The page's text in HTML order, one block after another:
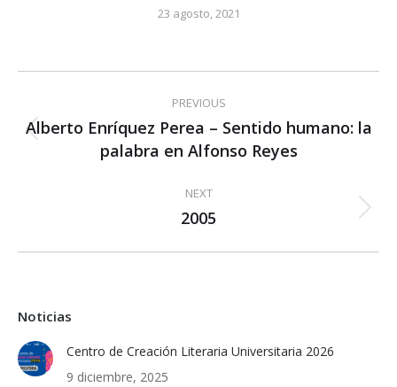
23 agosto, 2021
navigation
PREVIOUS
Previous
post:
Alberto Enríquez Perea – Sentido humano: la
palabra en Alfonso Reyes
NEXT
Next
2005
Noticias
Centro de Creación Literaria Universitaria 2026
9 diciembre, 2025